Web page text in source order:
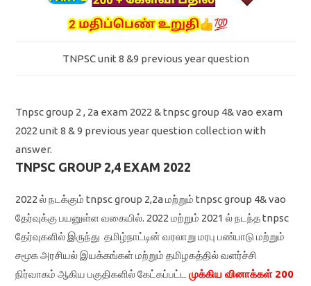
TNPSC unit 8 &9 previous year question
Tnpsc group 2 , 2a exam 2022 & tnpsc group 4& vao exam
2022 unit 8 & 9 previous year question collection with
answer.
TNPSC GROUP 2,4 EXAM 2022
2022 ல் நடக்கும் tnpsc group 2,2a மற்றும் tnpsc group 4& vao
தேர்வுக்கு பயனுள்ள வகையில். 2022 மற்றும் 2021 ல் நடந்த tnpsc
தேர்வுகளில் இருந்து தமிழ்நாட்டின் வரலாறு மரபு பண்பாடு மற்றும்
சமூக அரசியல் இயக்கங்கள் மற்றும் தமிழகத்தில் வளர்ச்சி
நிர்வாகம் ஆகிய பகுதிகளில் கேட்கப்பட்டமுக்கிய வினாக்கள் 200